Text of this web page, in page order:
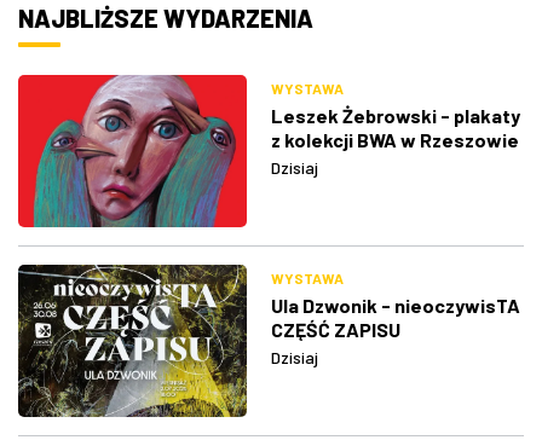
NAJBLIŻSZE WYDARZENIA
WYSTAWA
Leszek Żebrowski - plakaty
z kolekcji BWA w Rzeszowie
Dzisiaj
WYSTAWA
Ula Dzwonik - nieoczywisTA
CZĘŚĆ ZAPISU
Dzisiaj